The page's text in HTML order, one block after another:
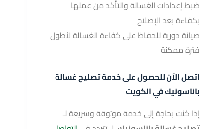
ضبط إعدادات الغسالة والتأكد من عملها
بكفاءة بعد الإصلاح
صيانة دورية للحفاظ على كفاءة الغسالة لأطول
فترة ممكنة
اتصل الآن للحصول على خدمة تصليح غسالة
باناسونيك في الكويت
إذا كنت بحاجة إلى خدمة موثوقة وسريعة لـ